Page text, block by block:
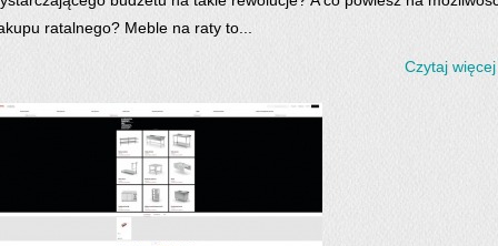
ratalnego? Meble na raty to...
Czytaj